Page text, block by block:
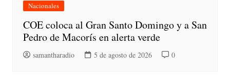
Nacionales
COE coloca al Gran Santo Domingo y a San
Pedro de Macorís en alerta verde
samantharadio 5 de agosto de 2026 0